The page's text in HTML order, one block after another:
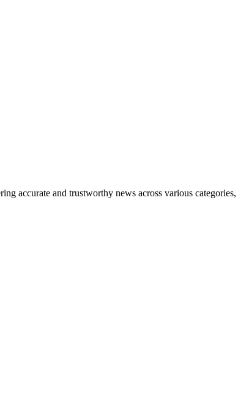
accurate and trustworthy news across various categories,